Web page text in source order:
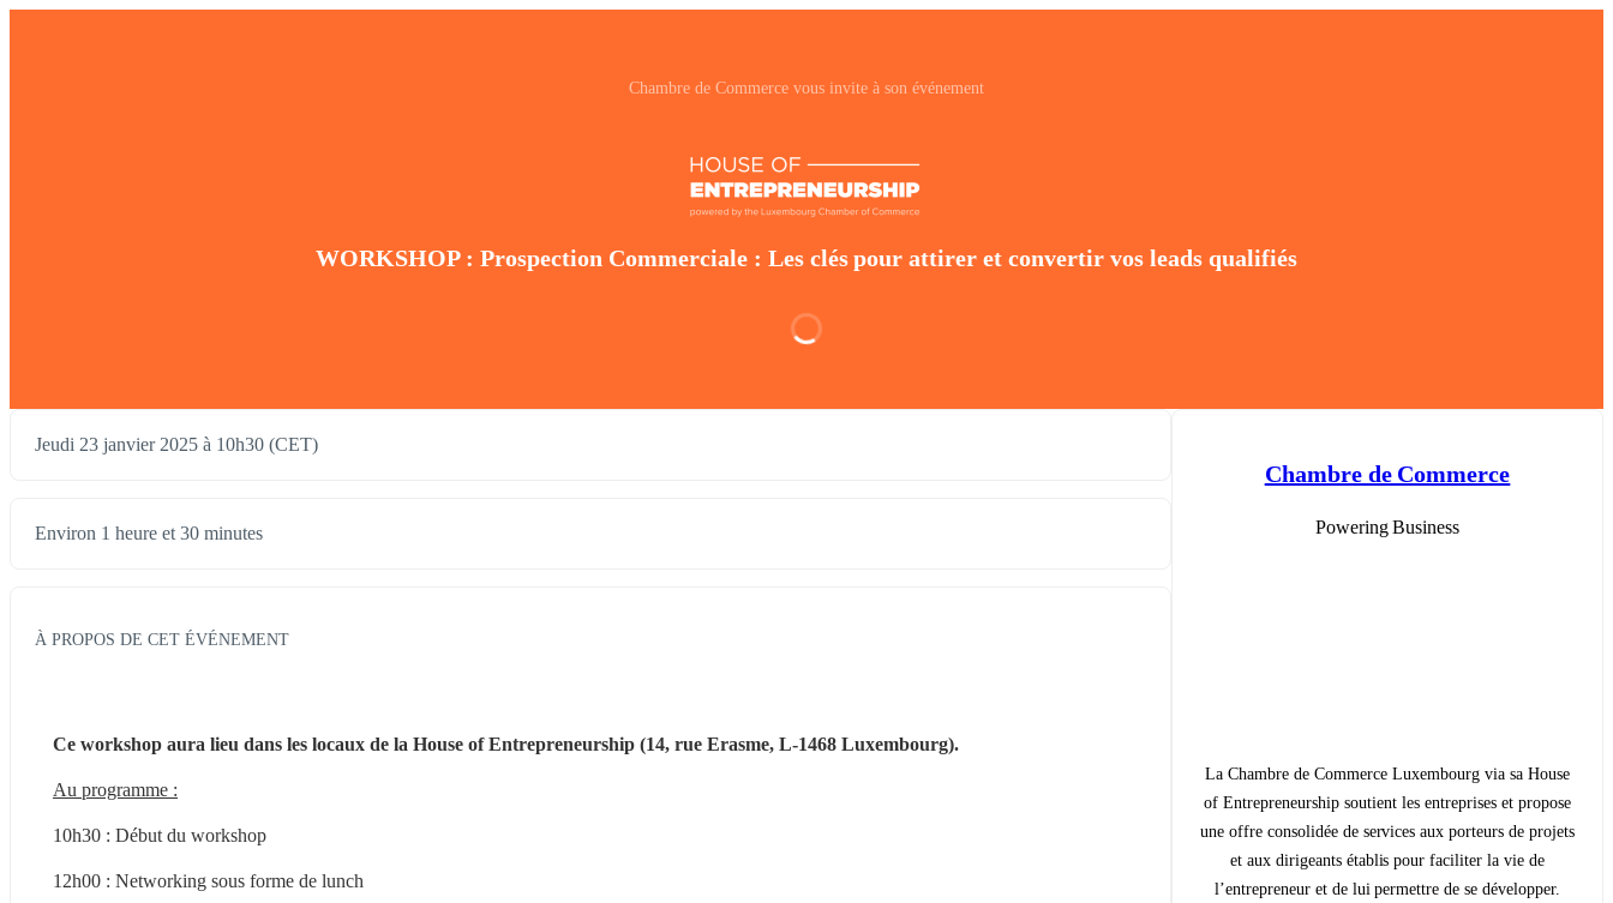
Chambre de Commerce vous invite à son événement
WORKSHOP : Prospection Commerciale : Les clés pour attirer et convertir vos leads qualifiés
Jeudi 23 janvier 2025 à 10h30 (CET)
Environ 1 heure et 30 minutes
À PROPOS DE CET ÉVÉNEMENT
Ce workshop aura lieu dans les locaux de la House of Entrepreneurship (14, rue Erasme, L-1468 Luxembourg).
Au programme :
10h30 : Début du workshop
12h00 : Networking sous forme de lunch
Chambre de Commerce
Powering Business
La Chambre de Commerce Luxembourg via sa House
of Entrepreneurship soutient les entreprises et propose
une offre consolidée de services aux porteurs de projets
et aux dirigeants établis pour faciliter la vie de
l’entrepreneur et de lui permettre de se développer.